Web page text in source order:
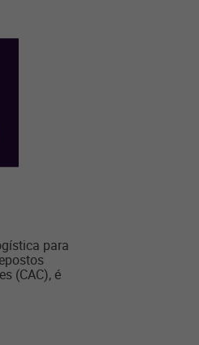
para
(CAC), é